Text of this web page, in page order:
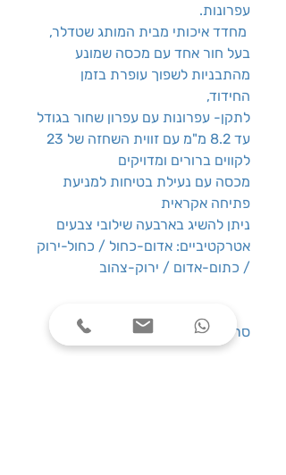
עפרונות.
מחדד איכותי מבית המותג שטדלר,
בעל חור אחד עם מכסה שמונע
מהתבניות לשפוך עופרת בזמן
החידוד,
לתקן- עפרונות עם עפרון שחור בגודל
עד 8.2 מ"מ עם זווית השחזה של 23
לקווים ברורים ומדויקים
מכסה עם נעילת בטיחות למניעת
פתיחה אקראית
ניתן להשיג בארבעה שילובי צבעים
אטרקטיביים: אדום-כחול / כחול-ירוק
/ כתום-אדום / ירוק-צהוב
סרטון הדגמה